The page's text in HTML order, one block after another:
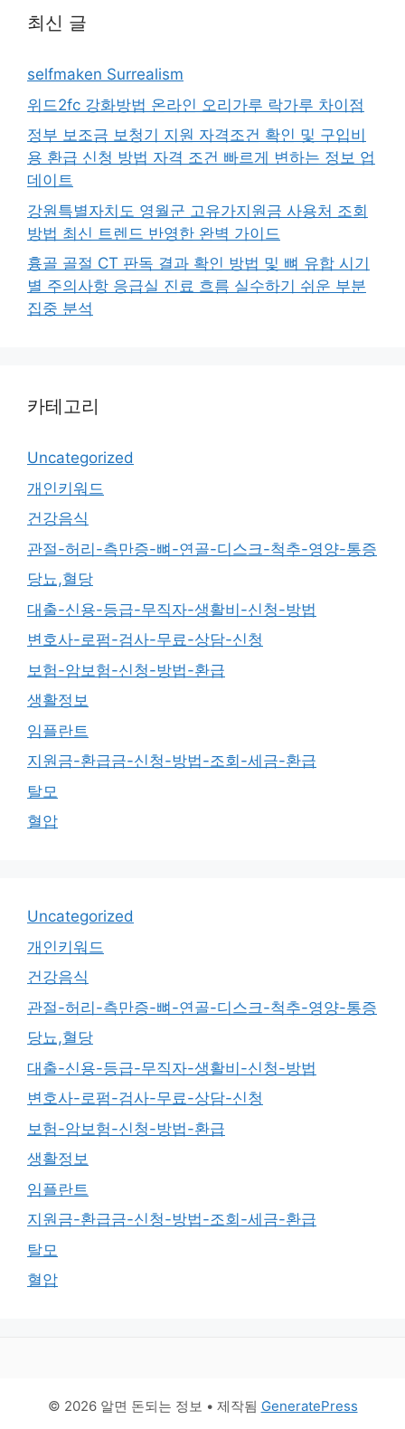
최신 글
selfmaken Surrealism
위드2fc 강화방법 온라인 오리가루 락가루 차이점
정부 보조금 보청기 지원 자격조건 확인 및 구입비
용 환급 신청 방법 자격 조건 빠르게 변하는 정보 업
데이트
강원특별자치도 영월군 고유가지원금 사용처 조회
방법 최신 트렌드 반영한 완벽 가이드
흉골 골절 CT 판독 결과 확인 방법 및 뼈 유합 시기
별 주의사항 응급실 진료 흐름 실수하기 쉬운 부분
집중 분석
카테고리
Uncategorized
개인키워드
건강음식
관절-허리-측만증-뼈-연골-디스크-척추-영양-통증
당뇨,혈당
대출-신용-등급-무직자-생활비-신청-방법
변호사-로펌-검사-무료-상담-신청
보험-암보험-신청-방법-환급
생활정보
임플란트
지원금-환급금-신청-방법-조회-세금-환급
탈모
혈압
Uncategorized
개인키워드
건강음식
관절-허리-측만증-뼈-연골-디스크-척추-영양-통증
당뇨,혈당
대출-신용-등급-무직자-생활비-신청-방법
변호사-로펌-검사-무료-상담-신청
보험-암보험-신청-방법-환급
생활정보
임플란트
지원금-환급금-신청-방법-조회-세금-환급
탈모
혈압
© 2026 알면 돈되는 정보 • 제작됨 GeneratePress